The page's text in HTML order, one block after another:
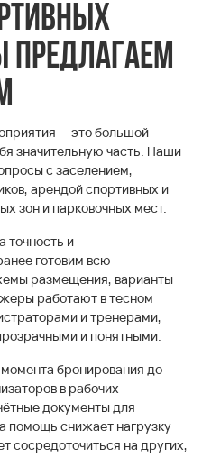
предлагаем
— это большой
значительную часть. Наши
с заселением,
арендой спортивных и
зон и парковочных мест.
точность и
готовим всю
размещения, варианты
работают в тесном
и тренерами,
и понятными.
бронирования до
в рабочих
документы для
помощь снижает нагрузку
сосредоточиться на других,